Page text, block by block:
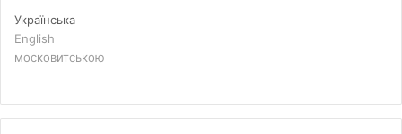
Українська
English
московитською